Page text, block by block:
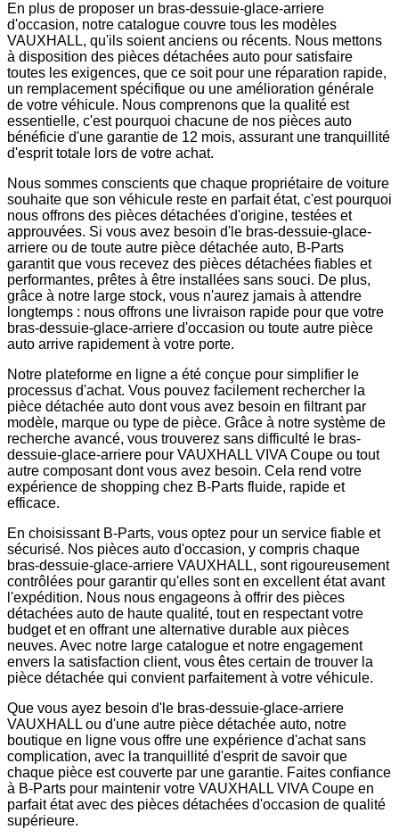
En plus de proposer un bras-dessuie-glace-arriere
d'occasion, notre catalogue couvre tous les modèles
VAUXHALL, qu'ils soient anciens ou récents. Nous mettons
à disposition des pièces détachées auto pour satisfaire
toutes les exigences, que ce soit pour une réparation rapide,
un remplacement spécifique ou une amélioration générale
de votre véhicule. Nous comprenons que la qualité est
essentielle, c'est pourquoi chacune de nos pièces auto
bénéficie d'une garantie de 12 mois, assurant une tranquillité
d'esprit totale lors de votre achat.
Nous sommes conscients que chaque propriétaire de voiture
souhaite que son véhicule reste en parfait état, c'est pourquoi
nous offrons des pièces détachées d'origine, testées et
approuvées. Si vous avez besoin d'le bras-dessuie-glace-
arriere ou de toute autre pièce détachée auto, B-Parts
garantit que vous recevez des pièces détachées fiables et
performantes, prêtes à être installées sans souci. De plus,
grâce à notre large stock, vous n'aurez jamais à attendre
longtemps : nous offrons une livraison rapide pour que votre
bras-dessuie-glace-arriere d'occasion ou toute autre pièce
auto arrive rapidement à votre porte.
Notre plateforme en ligne a été conçue pour simplifier le
processus d'achat. Vous pouvez facilement rechercher la
pièce détachée auto dont vous avez besoin en filtrant par
modèle, marque ou type de pièce. Grâce à notre système de
recherche avancé, vous trouverez sans difficulté le bras-
dessuie-glace-arriere pour VAUXHALL VIVA Coupe ou tout
autre composant dont vous avez besoin. Cela rend votre
expérience de shopping chez B-Parts fluide, rapide et
efficace.
En choisissant B-Parts, vous optez pour un service fiable et
sécurisé. Nos pièces auto d'occasion, y compris chaque
bras-dessuie-glace-arriere VAUXHALL, sont rigoureusement
contrôlées pour garantir qu'elles sont en excellent état avant
l'expédition. Nous nous engageons à offrir des pièces
détachées auto de haute qualité, tout en respectant votre
budget et en offrant une alternative durable aux pièces
neuves. Avec notre large catalogue et notre engagement
envers la satisfaction client, vous êtes certain de trouver la
pièce détachée qui convient parfaitement à votre véhicule.
Que vous ayez besoin d'le bras-dessuie-glace-arriere
VAUXHALL ou d'une autre pièce détachée auto, notre
boutique en ligne vous offre une expérience d'achat sans
complication, avec la tranquillité d'esprit de savoir que
chaque pièce est couverte par une garantie. Faites confiance
à B-Parts pour maintenir votre VAUXHALL VIVA Coupe en
parfait état avec des pièces détachées d'occasion de qualité
supérieure.